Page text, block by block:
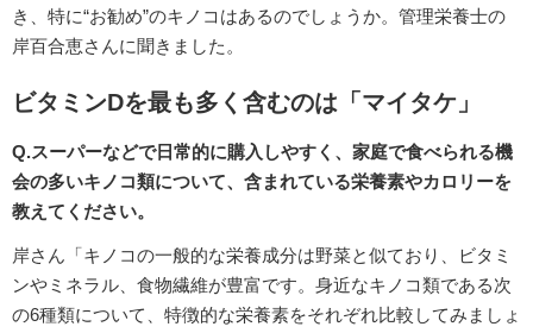
き、特に“お勧め”のキノコはあるのでしょうか。管理栄養士の
岸百合恵さんに聞きました。
ビタミンDを最も多く含むのは「マイタケ」
Q.スーパーなどで日常的に購入しやすく、家庭で食べられる機
会の多いキノコ類について、含まれている栄養素やカロリーを
教えてください。
岸さん「キノコの一般的な栄養成分は野菜と似ており、ビタミ
ンやミネラル、食物繊維が豊富です。身近なキノコ類である次
の6種類について、特徴的な栄養素をそれぞれ比較してみましょ